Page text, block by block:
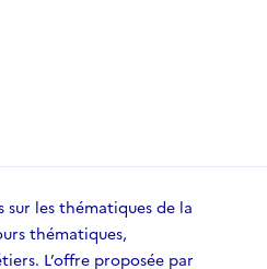
sur les thématiques de la
thématiques,
L’offre proposée par